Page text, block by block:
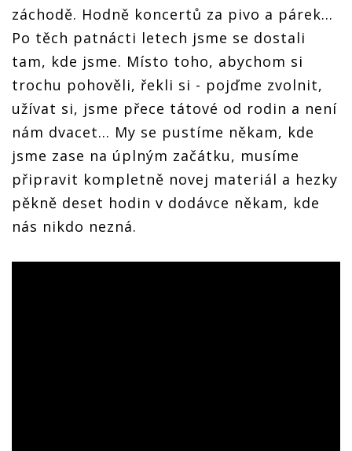
záchodě. Hodně koncertů za pivo a párek...
Po těch patnácti letech jsme se dostali
tam, kde jsme. Místo toho, abychom si
trochu pohověli, řekli si - pojďme zvolnit,
užívat si, jsme přece tátové od rodin a není
nám dvacet... My se pustíme někam, kde
jsme zase na úplným začátku, musíme
připravit kompletně novej materiál a hezky
pěkně deset hodin v dodávce někam, kde
nás nikdo nezná.